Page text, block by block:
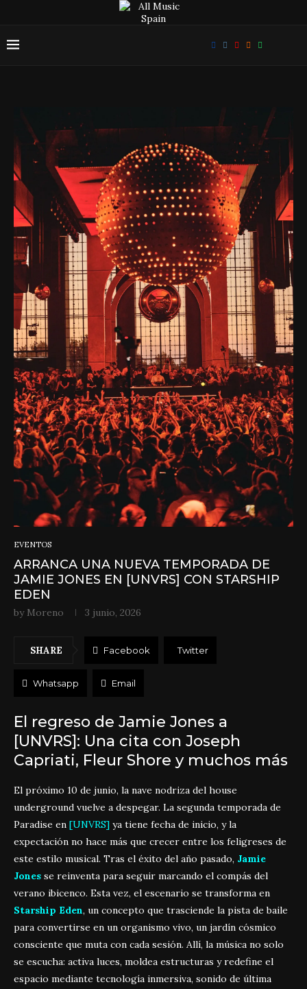
EVENTOS
ARRANCA UNA NUEVA TEMPORADA DE
JAMIE JONES EN [UNVRS] CON STARSHIP
EDEN
by Moreno 3 junio, 2026
SHARE Facebook Twitter
Whatsapp Email
El regreso de Jamie Jones a
[UNVRS]: Una cita con Joseph
Capriati, Fleur Shore y muchos más
El próximo 10 de junio, la nave nodriza del house
underground vuelve a despegar. La segunda temporada de
Paradise en [UNVRS] ya tiene fecha de inicio, y la
expectación no hace más que crecer entre los feligreses de
este estilo musical. Tras el éxito del año pasado, Jamie
Jones se reinventa para seguir marcando el compás del
verano ibicenco. Esta vez, el escenario se transforma en
Starship Eden, un concepto que trasciende la pista de baile
para convertirse en un organismo vivo, un jardín cósmico
consciente que muta con cada sesión. Allí, la música no solo
se escucha: activa luces, moldea estructuras y redefine el
espacio mediante tecnología inmersiva, sonido de última